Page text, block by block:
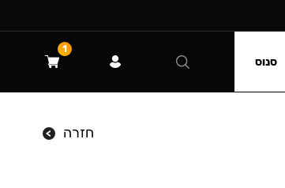
חזרה
סנוס
1